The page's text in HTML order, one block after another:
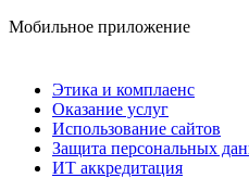
Мобильное приложение
Этика и комплаенс
Оказание услуг
Использование сайтов
Защита персональных
ИТ аккредитация